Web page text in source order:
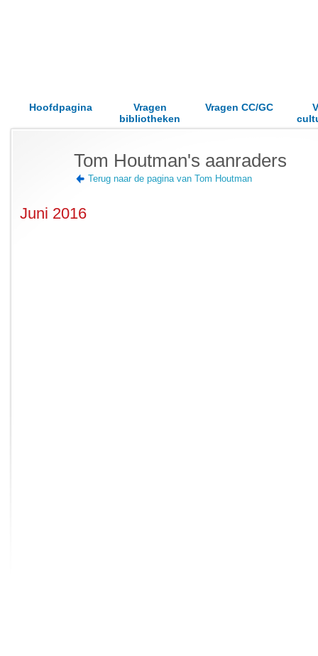
Hoofdpagina
Vragen
bibliotheken
Vragen CC/GC
Tom Houtman's aanraders
Terug naar de pagina van Tom Houtman
Juni 2016